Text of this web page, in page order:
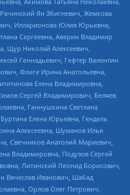
Ян Збигневич, Жемкова
Илларионова Юлия Юрьевна,
Сергеевна, Аверин Владимир
Щур Николай Алексеевич,
Геннадьевич, Гефтер Валентин
Флиге Ирина Анатольевна,
Елена Владимировна,
Сергей Владимирович, Беляев
Ганнушкина Светлана
Елена Юрьевна, Гендель
Алексеевна, Шуманов Илья
Свечников Анатолий Мариевич,
Владимировна, Подузов Сергей
Литинский Леонид Борисович,
Вячеслав Иванович, Шабад
Орлов Олег Петрович,